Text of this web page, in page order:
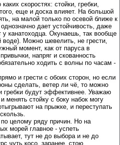
скоростях: стойки, гребки,
еще и доска влияет. На большой
на малой только по осевой ближе к
дает устойчивость, даже
у канатоходца. Окунаешь, так вообще
воде). Можно шевелить, не грести,
момент, как от паруса в
напряг и скованность
ходить с волны по часам -
и грести с обоих сторон, но если
сделать, ветер ли чё, то можно
гребки будут эффективнее. Уважаю
менять стойку с боку набок могу
на прыжке, и переступать
целому ряду причин. Но на
морей главное - успеть
тут не до выбора и не до
чуть косо, заранее, стою